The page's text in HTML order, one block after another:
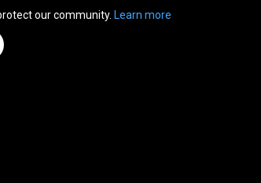
our community. Learn more